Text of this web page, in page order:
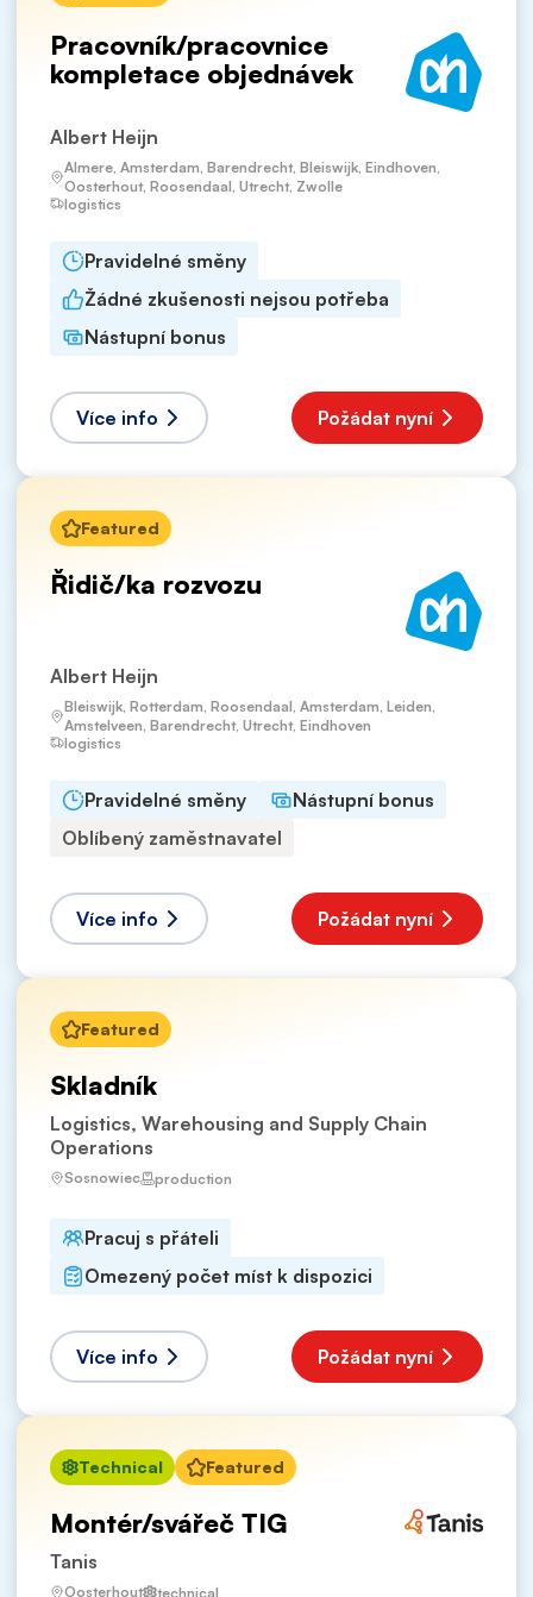
Pracovník/pracovnice
kompletace objednávek
Albert Heijn
Almere, Amsterdam, Barendrecht, Bleiswijk, Eindhoven,
Oosterhout, Roosendaal, Utrecht, Zwolle
logistics
Pravidelné směny
Žádné zkušenosti nejsou potřeba
Nástupní bonus
Více info Požádat nyní
Featured
Řidič/ka rozvozu
Albert Heijn
Bleiswijk, Rotterdam, Roosendaal, Amsterdam, Leiden,
Amstelveen, Barendrecht, Utrecht, Eindhoven
logistics
Pravidelné směny
Nástupní bonus
Oblíbený zaměstnavatel
Více info Požádat nyní
Featured
Skladník
Logistics, Warehousing and Supply Chain
Operations
Sosnowiec production
Pracuj s přáteli
Omezený počet míst k dispozici
Více info Požádat nyní
Technical Featured
Montér/svářeč TIG
Tanis
Oosterhout technical